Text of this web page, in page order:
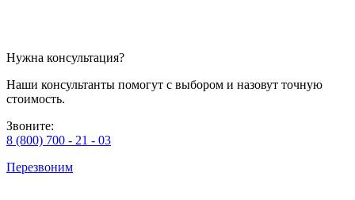
Нужна консультация?
Наши консультанты помогут с выбором и назовут точную
стоимость.
Звоните:
8 (800) 700 - 21 - 03
Перезвоним